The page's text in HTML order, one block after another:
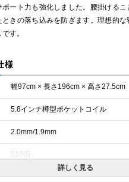
ポート力も強化しました。腰掛ける
きの落ち込みを防ぎます。理想的な
す。
様
幅97cm × 長さ196cm × 高さ27.5cm
5.8インチ樽型ポケットコイル
2.0mm/1.9mm
510個
・価格はマットレス単体購入の金額
詳しく見る